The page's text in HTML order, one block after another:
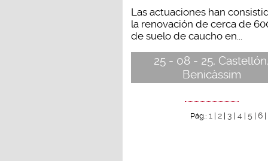
Las actuaciones han
la renovación de cerca de
de suelo de caucho en...
25 - 08 - 25,
Benicàssim
Pág.: 1| 2| 3 4| 5| 6|